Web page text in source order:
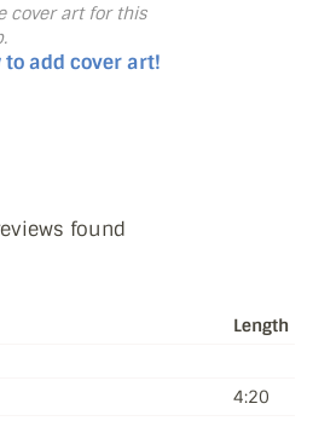
cover art for this
to add cover art!
found
Length
4:20